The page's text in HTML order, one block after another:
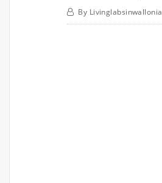
By Livinglabsinwallonia